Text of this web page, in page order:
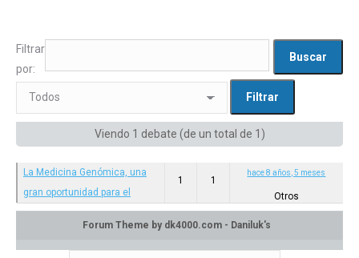
Filtrar
por:
Viendo 1 debate (de un total de 1)
La Medicina Genómica, una
gran oportunidad para el
corazón y el cerebro.-
1 1
hace 8 años, 5 meses
Otros